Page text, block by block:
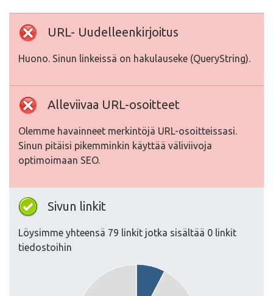
URL- Uudelleenkirjoitus
Huono. Sinun linkeissä on hakulauseke (QueryString).
Alleviivaa URL-osoitteet
Olemme havainneet merkintöjä URL-osoitteissasi.
Sinun pitäisi pikemminkin käyttää väliviivoja
optimoimaan SEO.
Sivun linkit
Löysimme yhteensä 79 linkit jotka sisältää 0 linkit
tiedostoihin